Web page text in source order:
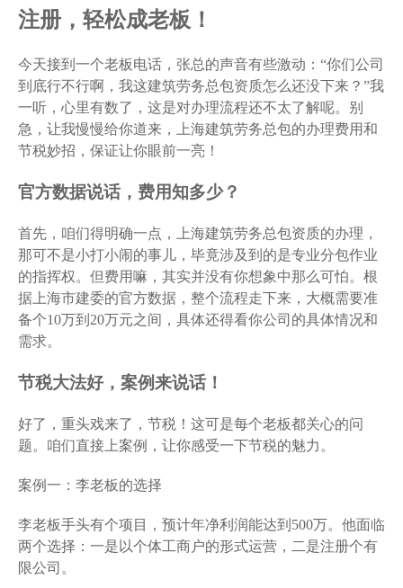
注册，轻松成老板！
今天接到一个老板电话，张总的声音有些激动：“你们公司
到底行不行啊，我这建筑劳务总包资质怎么还没下来？”我
一听，心里有数了，这是对办理流程还不太了解呢。别
急，让我慢慢给你道来，上海建筑劳务总包的办理费用和
节税妙招，保证让你眼前一亮！
官方数据说话，费用知多少？
首先，咱们得明确一点，上海建筑劳务总包资质的办理，
那可不是小打小闹的事儿，毕竟涉及到的是专业分包作业
的指挥权。但费用嘛，其实并没有你想象中那么可怕。根
据上海市建委的官方数据，整个流程走下来，大概需要准
备个10万到20万元之间，具体还得看你公司的具体情况和
需求。
节税大法好，案例来说话！
好了，重头戏来了，节税！这可是每个老板都关心的问
题。咱们直接上案例，让你感受一下节税的魅力。
案例一：李老板的选择
李老板手头有个项目，预计年净利润能达到500万。他面临
两个选择：一是以个体工商户的形式运营，二是注册个有
限公司。